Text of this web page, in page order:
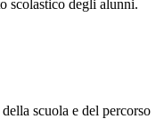
scolastico degli alunni.
scuola e del percorso